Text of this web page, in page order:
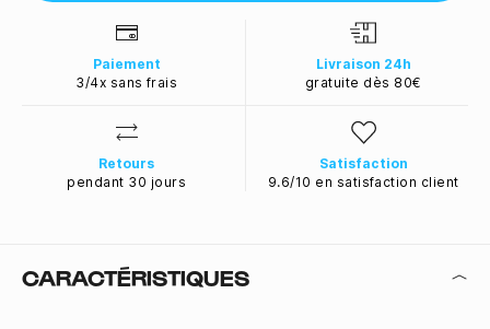
Paiement
3/4x sans frais
Livraison 24h
gratuite dès 80€
Retours
pendant 30 jours
Satisfaction
9.6/10 en satisfaction client
CARACTÉRISTIQUES